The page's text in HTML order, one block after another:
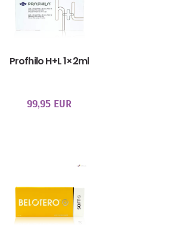
Profhilo H+L 1×2ml
99,95 EUR